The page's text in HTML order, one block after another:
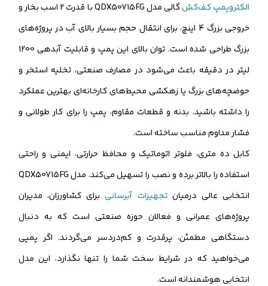
ثبت درخواست مشاوره رایگان الکتروپمپ کف‌کش
گالی مدل QDX50715FG با قدرت 2 اسب بخار و
خروجی بزرگ 4 اینچ، برای انتقال حجم بسیار بالای آب در پروژه‌های
بزرگ طراحی شده است. توان بالای این پمپ و قابلیت آبدهی 1200
لیتر در دقیقه باعث می‌شود در مصارف صنعتی، تخلیه استخر و
حوضچه‌های بزرگ یا زهکشی محیط‌های کارخانه‌ای بهترین عملکرد
را داشته باشید. بدنه و قطعات مقاوم، پمپ را برای کار طولانی و
فشار مداوم مناسب ساخته است.
کابل ده متری، فلوتر اتوماتیک و محافظ حرارتی، ایمنی و راحتی
استفاده را بالاتر برده و نصب را تسهیل می‌کند. مدل QDX50715FG
انتخابی عالی درمیانتجهیزات آبرسانیبرای کشاورزان، مدیران
پروژه‌های عمرانی و فعالان حوزه صنعتی است که به دنبال
دستگاهی مطمئن، پرقدرت و کم‌دردسر می‌گردند. اگر پمپی
می‌خواهید که در شرایط سخت شما را تنها نگذارد، این مدل
انتخابی هوشمندانه است.